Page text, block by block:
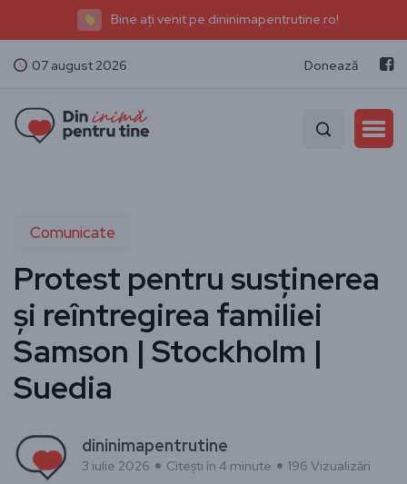
Bine ați venit pe dininimapentrutine.ro!
07 august 2026 Donează
Comunicate
Protest pentru susținerea
și reîntregirea familiei
Samson | Stockholm |
Suedia
dininimapentrutine
3 iulie 2026 Citești în 4 minute 196 Vizualizări